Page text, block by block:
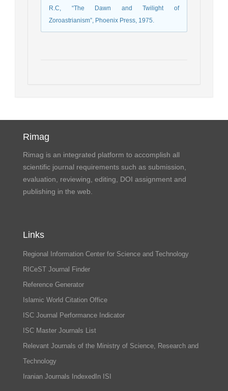
R.C, “The Dawn and Twilight of
Zoroastrianism”, Phoenix Press, 1975.
Rimag
Rimag is an integrated platform to accomplish all
scientific journal requirements such as submission,
evaluation, reviewing, editing, DOI assignment and
publishing in the web.
Links
Regional Information Center for Science and Technology
RICeST Journal Finder
Reference Generator
Islamic World Citation Office
ISC Journal Performance Indicator
ISC Master Journals List
Relevant Journals of the Ministry of Science, Research and
Technology
Iranian Journals IndexedIn ISI